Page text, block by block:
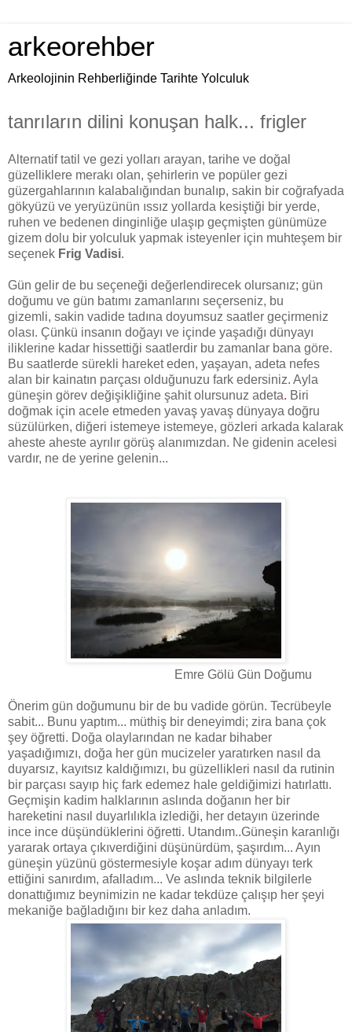
arkeorehber
Arkeolojinin Rehberliğinde Tarihte Yolculuk
tanrıların dilini konuşan halk... frigler
Alternatif tatil ve gezi yolları arayan, tarihe ve doğal
güzelliklere merakı olan, şehirlerin ve popüler gezi
güzergahlarının kalabalığından bunalıp, sakin bir coğrafyada
gökyüzü ve yeryüzünün ıssız yollarda kesiştiği bir yerde,
ruhen ve bedenen dinginliğe ulaşıp geçmişten günümüze
gizem dolu bir yolculuk yapmak isteyenler için muhteşem bir
seçenek Frig Vadisi.
Gün gelir de bu seçeneği değerlendirecek olursanız; gün
doğumu ve gün batımı zamanlarını seçerseniz, bu
gizemli, sakin vadide tadına doyumsuz saatler geçirmeniz
olası. Çünkü insanın doğayı ve içinde yaşadığı dünyayı
iliklerine kadar hissettiği saatlerdir bu zamanlar bana göre.
Bu saatlerde sürekli hareket eden, yaşayan, adeta nefes
alan bir kainatın parçası olduğunuzu fark edersiniz. Ayla
güneşin görev değişikliğine şahit olursunuz adeta. Biri
doğmak için acele etmeden yavaş yavaş dünyaya doğru
süzülürken, diğeri istemeye istemeye, gözleri arkada kalarak
aheste aheste ayrılır görüş alanımızdan. Ne gidenin acelesi
vardır, ne de yerine gelenin...
Emre Gölü Gün Doğumu
Önerim gün doğumunu bir de bu vadide görün. Tecrübeyle
sabit... Bunu yaptım... müthiş bir deneyimdi; zira bana çok
şey öğretti. Doğa olaylarından ne kadar bihaber
yaşadığımızı, doğa her gün mucizeler yaratırken nasıl da
duyarsız, kayıtsız kaldığımızı, bu güzellikleri nasıl da rutinin
bir parçası sayıp hiç fark edemez hale geldiğimizi hatırlattı.
Geçmişin kadim halklarının aslında doğanın her bir
hareketini nasıl duyarlılıkla izlediği, her detayın üzerinde
ince ince düşündüklerini öğretti. Utandım..Güneşin karanlığı
yararak ortaya çıkıverdiğini düşünürdüm, şaşırdım... Ayın
güneşin yüzünü göstermesiyle koşar adım dünyayı terk
ettiğini sanırdım, afalladım... Ve aslında teknik bilgilerle
donattığımız beynimizin ne kadar tekdüze çalışıp her şeyi
mekaniğe bağladığını bir kez daha anladım.